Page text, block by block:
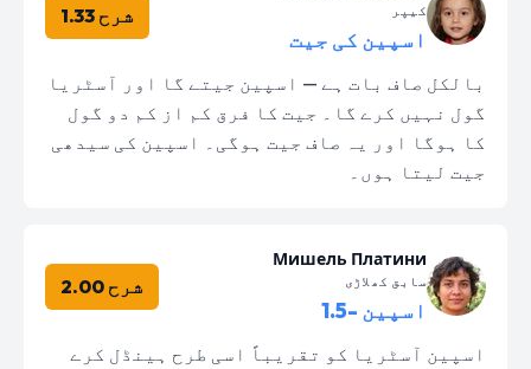
کیپر
اسپین کی جیت
شرح 1.33
بالکل صاف بات ہے — اسپین جیتے گا اور آسٹریا
گول نہیں کرے گا۔ جیت کا فرق کم از کم دو گول
کا ہوگا اور یہ صاف جیت ہوگی۔ اسپین کی سیدھی
جیت لیتا ہوں۔
Мишель Платини
سابق کھلاڑی
اسپین -1.5
شرح 2.00
اسپین آسٹریا کو تقریباً اسی طرح ہینڈل کرے